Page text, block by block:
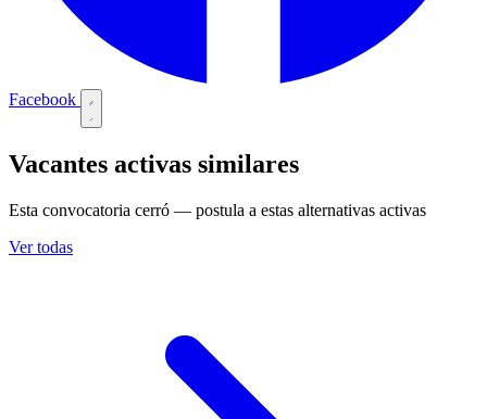
Facebook
Vacantes activas similares
Esta convocatoria cerró — postula a estas alternativas activas
Ver todas